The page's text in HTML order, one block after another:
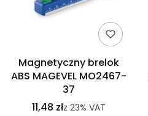
Magnetyczny brelok
ABS MAGEVEL MO2467-
37
11,48 złz 23% VAT